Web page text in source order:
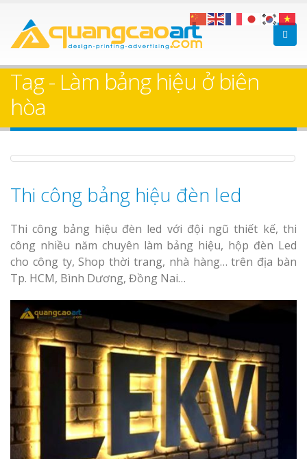
Tag - Làm bảng hiệu ở biên
hòa
Thi công bảng hiệu đèn led
Thi công bảng hiệu đèn led với đội ngũ thiết kế, thi
công nhiều năm chuyên làm bảng hiệu, hộp đèn Led
cho công ty, Shop thời trang, nhà hàng… trên địa bàn
Tp. HCM, Bình Dương, Đồng Nai…
Làm bảng hiệu gỗ tại
Bảng gỗ treo cửa
Làm bảng hiệu gỗ tại
Biên Hòa
Làm bảng hiệu gỗ tại
Nghệ An
Làm Biển
Thuận An
Thi công
Dương
Làm biển
tóc Thuận An
Thi công